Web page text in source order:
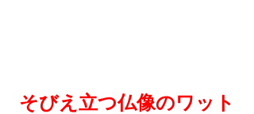
そびえ立つ仏像のワット